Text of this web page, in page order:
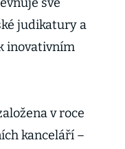
judikatury a
inovativním
v roce
kanceláří –